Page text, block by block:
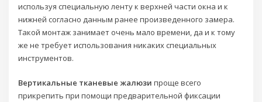
используя специальную ленту к верхней части окна и к
нижней согласно данным ранее произведенного замера.
Такой монтаж занимает очень мало времени, да и к тому
же не требует использования никаких специальных
инструментов.
Вертикальные тканевые жалюзи проще всего
прикрепить при помощи предварительной фиксации